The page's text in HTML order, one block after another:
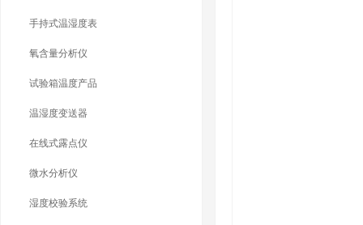
手持式温湿度表
氧含量分析仪
试验箱温度产品
温湿度变送器
在线式露点仪
微水分析仪
湿度校验系统